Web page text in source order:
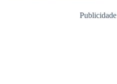
Publicidade